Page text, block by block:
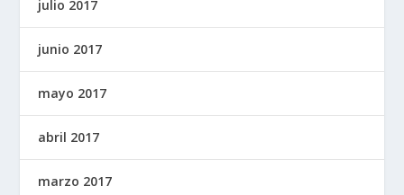
julio 2017
junio 2017
mayo 2017
abril 2017
marzo 2017